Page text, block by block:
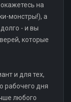
на
монстры!), а
- и вы
которые
и для тех,
рабочего дня
любого